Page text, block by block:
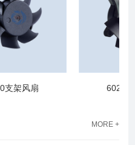
架风扇 6025支
MORE +